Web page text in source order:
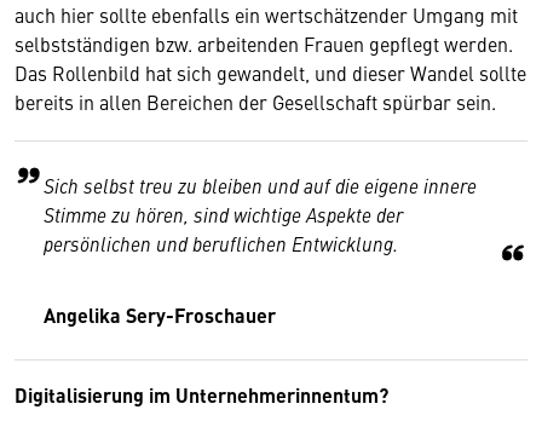
auch hier sollte ebenfalls ein wertschätzender Umgang mit
selbstständigen bzw. arbeitenden Frauen gepflegt werden.
Das Rollenbild hat sich gewandelt, und dieser Wandel sollte
bereits in allen Bereichen der Gesellschaft spürbar sein.
Sich selbst treu zu bleiben und auf die eigene innere
Stimme zu hören, sind wichtige Aspekte der
persönlichen und beruflichen Entwicklung.
Angelika Sery-Froschauer
Digitalisierung im Unternehmerinnentum?